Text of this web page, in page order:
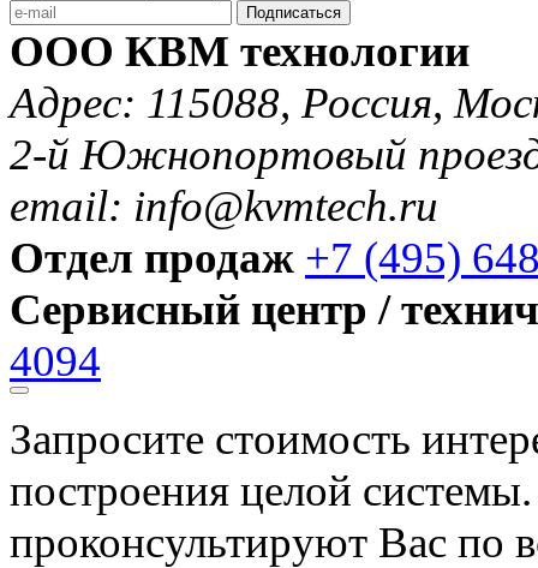
Подписаться
ООО КВМ технологии
Адрес: 115088, Россия,
2-й Южнопортовый
email: info@kvmtech.ru
Отдел продаж +7 (495)
Сервисный центр /
4094
Запросите стоимость
построения целой
проконсультируют Вас по